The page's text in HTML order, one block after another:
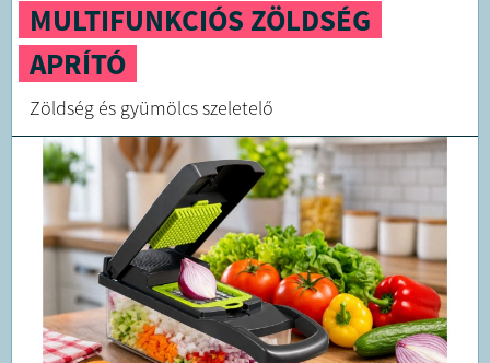
MULTIFUNKCIÓS ZÖLDSÉG
APRÍTÓ
Zöldség és gyümölcs szeletelő